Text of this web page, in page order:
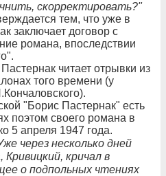
скорректировать?"
тем, что уже в
заключает договор с
романа, впоследствии
читает отрывки из
того времени (у
"Борис Пастернак" есть
поэтом своего романа в
5 апреля 1947 года.
через несколько дней
кричал в
о подпольных чтениях